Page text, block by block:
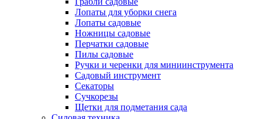
Лопаты для уборки снега
Лопаты садовые
Ножницы садовые
Перчатки садовые
Пилы садовые
Ручки и черенки для миниинструмента
Садовый инструмент
Секаторы
Сучкорезы
Щетки для подметания сада